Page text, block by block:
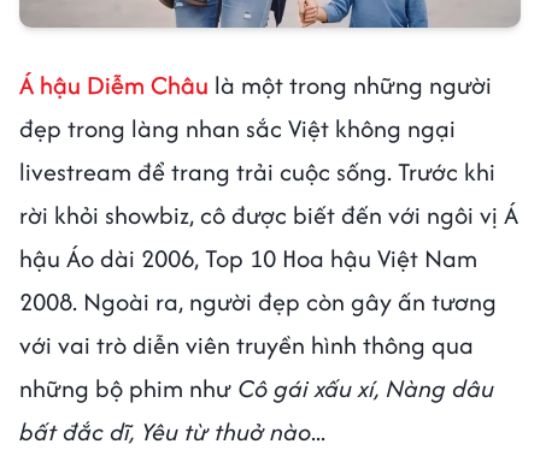
Á hậu Diễm Châu là một trong những người
đẹp trong làng nhan sắc Việt không ngại
livestream để trang trải cuộc sống. Trước khi
rời khỏi showbiz, cô được biết đến với ngôi vị Á
hậu Áo dài 2006, Top 10 Hoa hậu Việt Nam
2008. Ngoài ra, người đẹp còn gây ấn tương
với vai trò diễn viên truyền hình thông qua
những bộ phim như Cô gái xấu xí, Nàng dâu
bất đắc dĩ, Yêu từ thuở nào...